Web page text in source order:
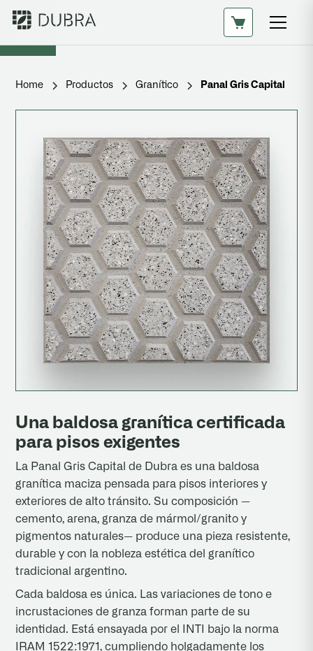
Home Productos Granítico Panal Gris Capital
Una baldosa granítica certificada
para pisos exigentes
La Panal Gris Capital de Dubra es una baldosa
granítica maciza pensada para pisos interiores y
exteriores de alto tránsito. Su composición —
cemento, arena, granza de mármol/granito y
pigmentos naturales— produce una pieza resistente,
durable y con la nobleza estética del granítico
tradicional argentino.
Cada baldosa es única. Las variaciones de tono e
incrustaciones de granza forman parte de su
identidad. Está ensayada por el INTI bajo la norma
IRAM 1522:1971, cumpliendo holgadamente los